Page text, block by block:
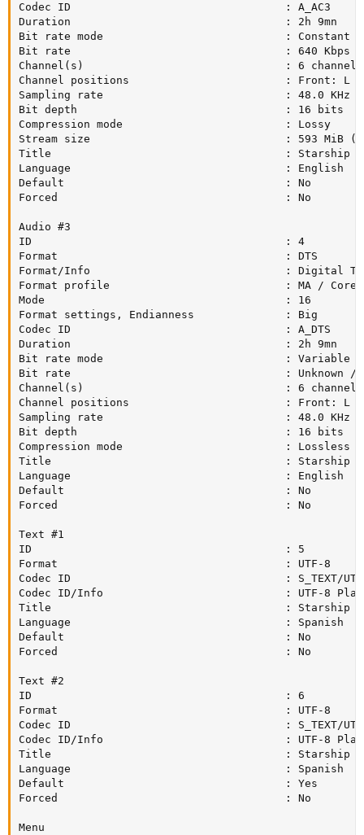
Codec ID                                 : A_AC3
Duration                                 : 2h 9mn
Bit rate mode                            : Constant
Bit rate                                 : 640 Kbps
Channel(s)                               : 6 channels
Channel positions                        : Front: L C
Sampling rate                            : 48.0 KHz
Bit depth                                : 16 bits
Compression mode                         : Lossy
Stream size                              : 593 MiB
Title                                    : Starship
Language                                 : English
Default                                  : No
Forced                                   : No
Audio #3
ID                                       : 4
Format                                   : DTS
Format/Info                              : Digital
Format profile                           : MA / Core
Mode                                     : 16
Format settings, Endianness              : Big
Codec ID                                 : A_DTS
Duration                                 : 2h 9mn
Bit rate mode                            : Variable
Bit rate                                 : Unknown / 1
Channel(s)                               : 6 channels
Channel positions                        : Front: L C
Sampling rate                            : 48.0 KHz
Bit depth                                : 16 bits
Compression mode                         : Lossless /
Title                                    : Starship
Language                                 : English
Default                                  : No
Forced                                   : No
Text #1
ID                                       : 5
Format                                   : UTF-8
Codec ID                                 : S_TEXT/
Codec ID/Info                            : UTF-8
Title                                    : Starship
Language                                 : Spanish
Default                                  : No
Forced                                   : No
Text #2
ID                                       : 6
Format                                   : UTF-8
Codec ID                                 : S_TEXT/
Codec ID/Info                            : UTF-8
Title                                    : Starship
Language                                 : Spanish
Default                                  : Yes
Forced                                   : No
Menu